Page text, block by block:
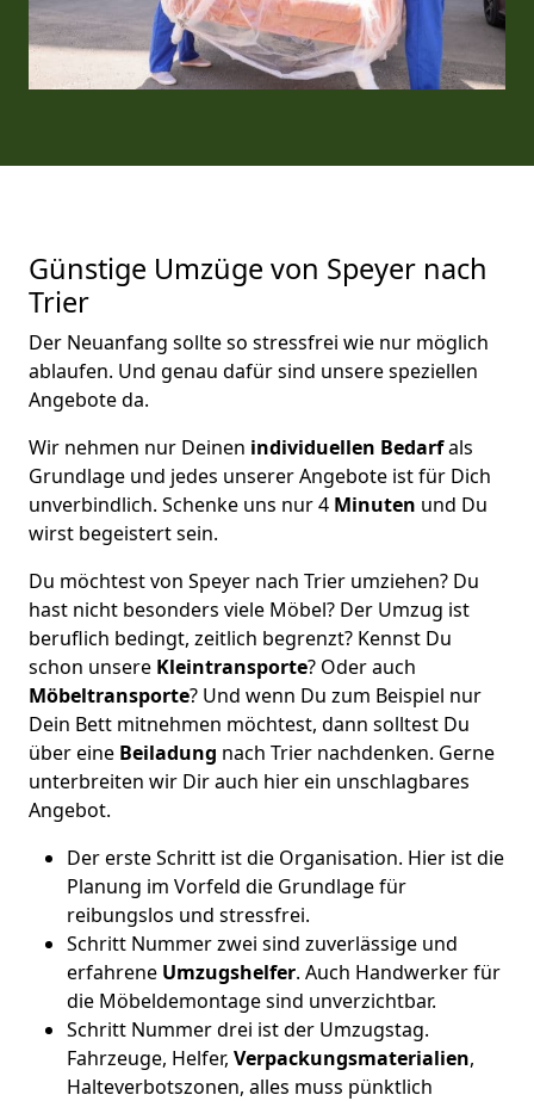
Günstige Umzüge von Speyer nach
Trier
Der Neuanfang sollte so stressfrei wie nur möglich
ablaufen. Und genau dafür sind unsere speziellen
Angebote da.
Wir nehmen nur Deinen individuellen Bedarfals
Grundlage und jedes unserer Angebote ist für Dich
unverbindlich. Schenke uns nur 4 Minuten und Du
wirst begeistert sein.
Du möchtest von Speyer nach Trier umziehen? Du
hast nicht besonders viele Möbel? Der Umzug ist
beruflich bedingt, zeitlich begrenzt? Kennst Du
schon unsere Kleintransporte? Oder auch
Möbeltransporte? Und wenn Du zum Beispiel nur
Dein Bett mitnehmen möchtest, dann solltest Du
über eine Beiladung nach Trier nachdenken. Gerne
unterbreiten wir Dir auch hier ein unschlagbares
Angebot.
Der erste Schritt ist die Organisation. Hier ist die
Planung im Vorfeld die Grundlage für
reibungslos und stressfrei.
Schritt Nummer zwei sind zuverlässige und
erfahrene Umzugshelfer. Auch Handwerker für
die Möbeldemontage sind unverzichtbar.
Schritt Nummer drei ist der Umzugstag.
Fahrzeuge, Helfer, Verpackungsmaterialien,
Halteverbotszonen, alles muss pünktlich